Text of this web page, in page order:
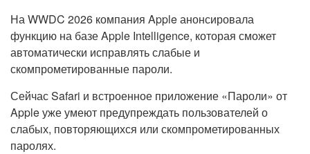
На WWDC 2026 компания Apple анонсировала
функцию на базе Apple Intelligence, которая сможет
автоматически исправлять слабые и
скомпрометированные пароли.
Сейчас Safari и встроенное приложение «Пароли» от
Apple уже умеют предупреждать пользователей о
слабых, повторяющихся или скомпрометированных
паролях.